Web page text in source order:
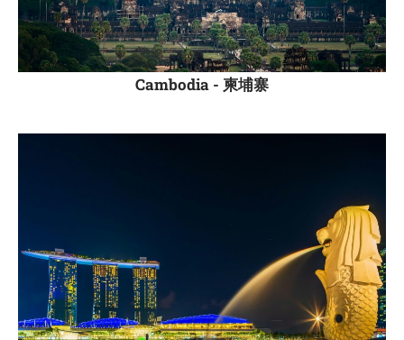
Cambodia - 柬埔寨